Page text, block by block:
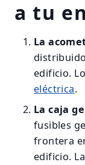
a tu
La
edificio.
eléctrica.
La caja
fusibles
frontera
edificio.